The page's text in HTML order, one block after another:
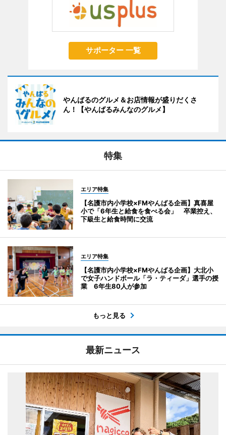
サポーター 一覧
やんばるのグルメ＆お店情報が盛りだくさ
ん！【やんばるみんなのグルメ】
特集
エリア特集
【名護市内小学校×FMやんばる企画】真喜屋
小で「6年生と給食を食べる会」 卒業控え、
下級生と給食時間に交流
エリア特集
【名護市内小学校×FMやんばる企画】大北小
で女子ハンドボール「ラ・ティーダ」選手の授
業 6年生80人が参加
もっと見る
最新ニュース